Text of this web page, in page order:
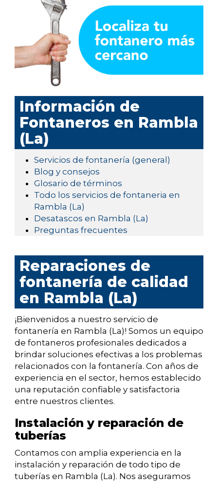
Información de
Fontaneros en Rambla
(La)
Servicios de fontanería (general)
Blog y consejos
Glosario de términos
Todo los servicios de fontaneria en
Rambla (La)
Desatascos en Rambla (La)
Preguntas frecuentes
Reparaciones de
fontanería de calidad
en Rambla (La)
¡Bienvenidos a nuestro servicio de
fontanería en Rambla (La)! Somos un equipo
de fontaneros profesionales dedicados a
brindar soluciones efectivas a los problemas
relacionados con la fontanería. Con años de
experiencia en el sector, hemos establecido
una reputación confiable y satisfactoria
entre nuestros clientes.
Instalación y reparación de
tuberías
Contamos con amplia experiencia en la
instalación y reparación de todo tipo de
tuberías en Rambla (La). Nos aseguramos